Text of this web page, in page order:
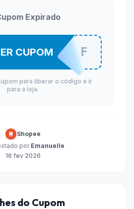
Expirado
RUVO5OFF
CUPOM
para liberar o código e ir
para a loja.
Shopee
por Emanuelle
16 fev 2026
do Cupom